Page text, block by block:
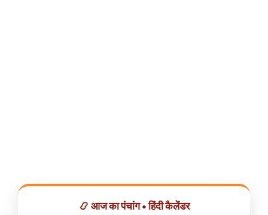
📿 आज का पंचांग • हिंदी कैलेंडर